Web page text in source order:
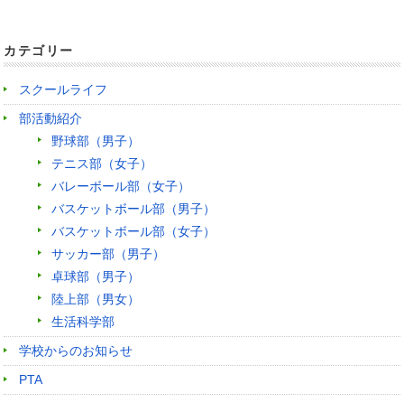
カテゴリー
スクールライフ
部活動紹介
野球部（男子）
テニス部（女子）
バレーボール部（女子）
バスケットボール部（男子）
バスケットボール部（女子）
サッカー部（男子）
卓球部（男子）
陸上部（男女）
生活科学部
学校からのお知らせ
PTA